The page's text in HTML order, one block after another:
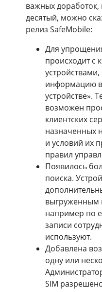
важных
десятый, можно
релиз SafeMobile:
Для
происходит с
информацию
устройстве».
возможен
клиентских
назначенных
и условий их
правил
Появилось
поиска.
выгруженным
например по
записи
используют.
Добавлена
одну или
SIM